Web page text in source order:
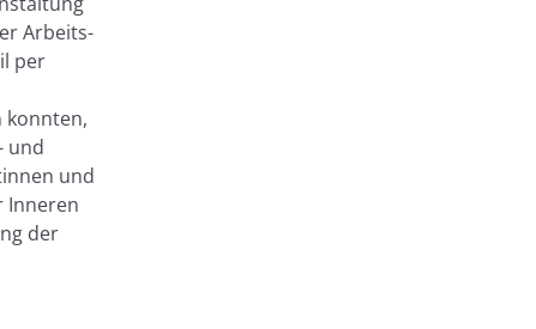
Arbeits-
per
konnten,
und
und
Inneren
der